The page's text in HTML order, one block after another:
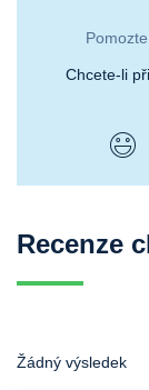
Chcete-li
Recenze
Žádný výsledek